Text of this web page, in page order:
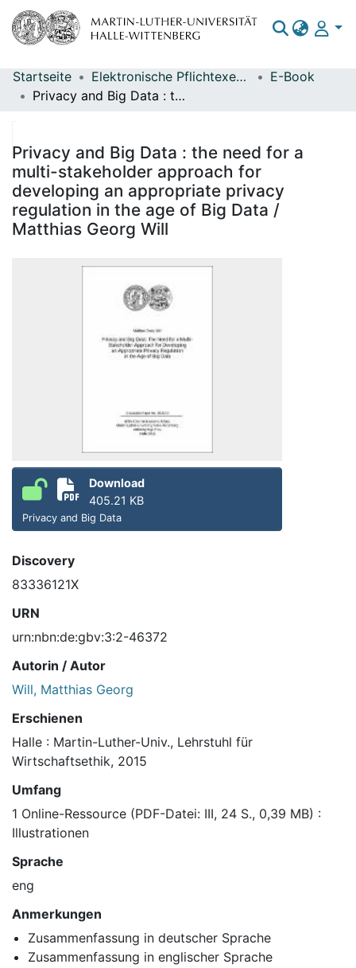
Bereiche & Sammlungen
Statistiken
Startseite Elektronische Pflichtexemplare
E-Book
Privacy and Big Data : the need for a multi-stakeholder approach for developing an appropriate privacy regulation in the age of Big Data / Matthias Georg Will
Privacy and Big Data : the need for a
multi-stakeholder approach for
developing an appropriate privacy
regulation in the age of Big Data /
Matthias Georg Will
Download
405.21 KB
Privacy and Big Data
Discovery
83336121X
URN
urn:nbn:de:gbv:3:2-46372
Autorin / Autor
Will, Matthias Georg
Erschienen
Halle : Martin-Luther-Univ., Lehrstuhl für
Wirtschaftsethik, 2015
Umfang
1 Online-Ressource (PDF-Datei: III, 24 S., 0,39 MB) :
Illustrationen
Sprache
eng
Anmerkungen
Zusammenfassung in deutscher Sprache
Zusammenfassung in englischer Sprache